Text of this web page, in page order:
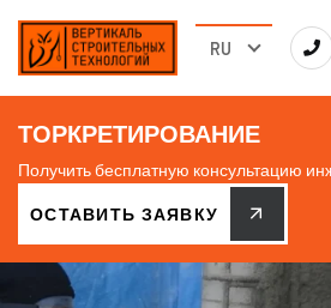
ТОРКРЕТИРОВАНИЕ
Получить бесплатную консультацию
ОСТАВИТЬ ЗАЯВКУ